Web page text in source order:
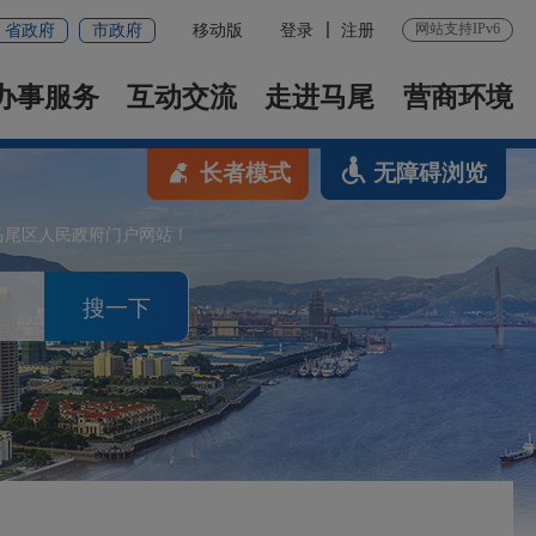
省政府 市政府 移动版 登录 注册 网站支持IPv6
事服务 互动交流 走进马尾 营商环境
区人民政府门户网站！
搜一下
长者模式 无障碍浏览